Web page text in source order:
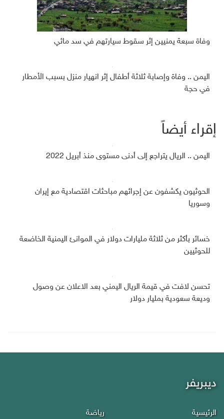
وفاة سبعة يمنيين إثر سقوط سيارتهم في سد مائي
اليمن .. وفاة وإصابة ثلاثة أطفال إثر انهيار منزل بسبب الأمطار
في حجة
إقراء أيضاً
اليمن .. الريال يتراجع إلى أدنى مستوى منذ أبريل 2022
الحوثيون يكشفون عن إجرائهم مباحثات اقتصادية مع إيران
وسوريا
خسائر بأكثر من ثلاثة مليارات دولار في الموانئ اليمنية الخاضعة
للحوثيين
تحسن لافت في قيمة الريال اليمني بعد الاعلان عن وصول
وديعة سعودية بمليار دولار
ديبريفر
الرئيسية رياضة